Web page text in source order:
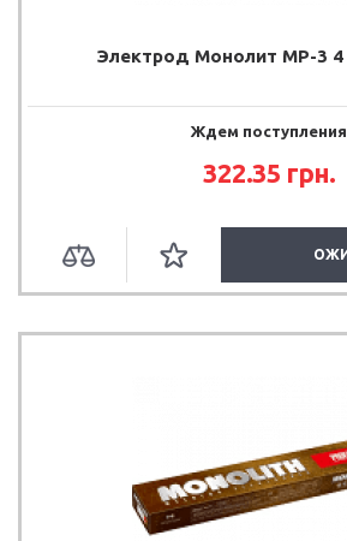
Электрод Монолит МР-3 4
Ждем поступления
322.35 грн.